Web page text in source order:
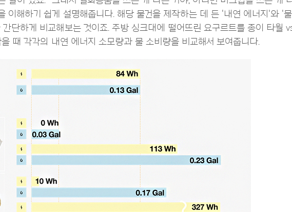
이해하기 쉽게 설명해줍니다. 해당 물건을 제작하는 데 든 '내연 에너지'와 '
단하게 비교해보는 것이죠. 주방 싱크대에 떨어뜨린 요구르트를 종이 타월
때 각각의 내연 에너지 소모량과 물 소비량을 비교해서 보여줍니다.